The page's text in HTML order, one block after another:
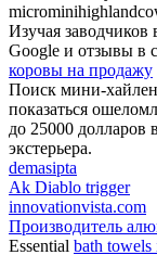
Изучая
Google и отзывы в
коровы на продажу
Поиск мини-
показаться
до 25000 долларов
экстерьера.
demasipta
Ak Diablo trigger
innovationvista.com
Производитель
Essential bath